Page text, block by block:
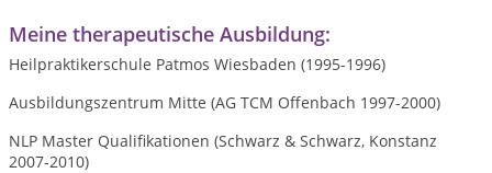
Meine therapeutische Ausbildung:
Heilpraktikerschule Patmos Wiesbaden (1995-1996)
Ausbildungszentrum Mitte (AG TCM Offenbach 1997-2000)
NLP Master Qualifikationen (Schwarz & Schwarz, Konstanz
2007-2010)